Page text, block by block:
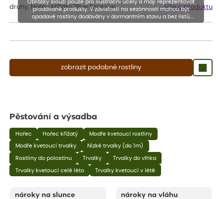
druhy. Hořec křížatý 'Blue Cross' je…
Vše o produktu
zobrazit podobné rostliny
Obrázky slouží pouze pro ilustrační účely a mají reprezentovat
prodávané produkty. V závislosti na sezónnosti mohou být
opadavé rostliny dodávány v dormantním stavu a bez listů.
Rostliny mohou být také sestřiženy níže, než je uvedená výška,
Pěstování a výsadba
Hořec Hořec křížatý Modře kvetoucí rostliny
Modře kvetoucí trvalky Nízké trvalky (do 1m)
Rostliny do polostínu Trvalky Trvalky do vlhka
Trvalky kvetoucí celé léto Trvalky kvetoucí v létě
nároky na slunce nároky na vláhu